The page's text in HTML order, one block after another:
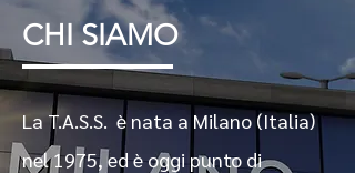
CHI SIAMO
La T.A.S.S. è nata a Milano (Italia)
nel 1975, ed è oggi punto di